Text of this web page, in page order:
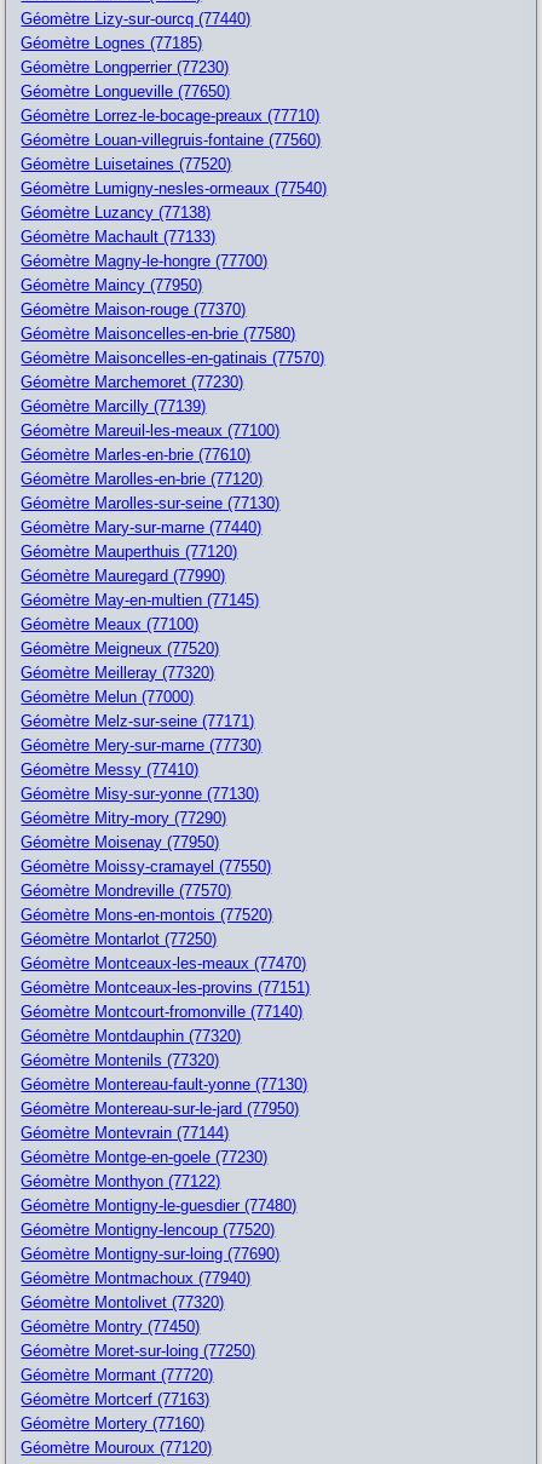
Géomètre Lizy-sur-ourcq (77440)
Géomètre Lognes (77185)
Géomètre Longperrier (77230)
Géomètre Longueville (77650)
Géomètre Lorrez-le-bocage-preaux (77710)
Géomètre Louan-villegruis-fontaine (77560)
Géomètre Luisetaines (77520)
Géomètre Lumigny-nesles-ormeaux (77540)
Géomètre Luzancy (77138)
Géomètre Machault (77133)
Géomètre Magny-le-hongre (77700)
Géomètre Maincy (77950)
Géomètre Maison-rouge (77370)
Géomètre Maisoncelles-en-brie (77580)
Géomètre Maisoncelles-en-gatinais (77570)
Géomètre Marchemoret (77230)
Géomètre Marcilly (77139)
Géomètre Mareuil-les-meaux (77100)
Géomètre Marles-en-brie (77610)
Géomètre Marolles-en-brie (77120)
Géomètre Marolles-sur-seine (77130)
Géomètre Mary-sur-marne (77440)
Géomètre Mauperthuis (77120)
Géomètre Mauregard (77990)
Géomètre May-en-multien (77145)
Géomètre Meaux (77100)
Géomètre Meigneux (77520)
Géomètre Meilleray (77320)
Géomètre Melun (77000)
Géomètre Melz-sur-seine (77171)
Géomètre Mery-sur-marne (77730)
Géomètre Messy (77410)
Géomètre Misy-sur-yonne (77130)
Géomètre Mitry-mory (77290)
Géomètre Moisenay (77950)
Géomètre Moissy-cramayel (77550)
Géomètre Mondreville (77570)
Géomètre Mons-en-montois (77520)
Géomètre Montarlot (77250)
Géomètre Montceaux-les-meaux (77470)
Géomètre Montceaux-les-provins (77151)
Géomètre Montcourt-fromonville (77140)
Géomètre Montdauphin (77320)
Géomètre Montenils (77320)
Géomètre Montereau-fault-yonne (77130)
Géomètre Montereau-sur-le-jard (77950)
Géomètre Montevrain (77144)
Géomètre Montge-en-goele (77230)
Géomètre Monthyon (77122)
Géomètre Montigny-le-guesdier (77480)
Géomètre Montigny-lencoup (77520)
Géomètre Montigny-sur-loing (77690)
Géomètre Montmachoux (77940)
Géomètre Montolivet (77320)
Géomètre Montry (77450)
Géomètre Moret-sur-loing (77250)
Géomètre Mormant (77720)
Géomètre Mortcerf (77163)
Géomètre Mortery (77160)
Géomètre Mouroux (77120)